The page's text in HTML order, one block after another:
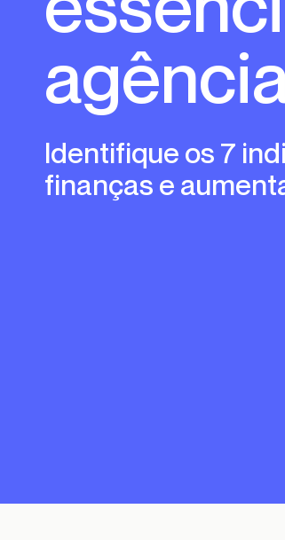
Identifique os 7 indicadores para estruturar
finanças e